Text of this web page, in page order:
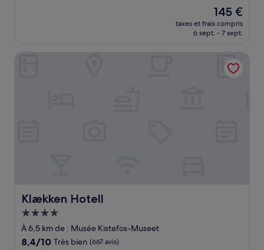
Le
nouveau
prix
de
145 €
145 €
taxes et frais compris
6 sept. - 7 sept.
Klækken Hotell
Klækken Hotell
Hébergement
4.0 étoiles
À 6,5 km de : Musée Kistefos-Museet
8.4
8,4/10 Très bien (667 avis)